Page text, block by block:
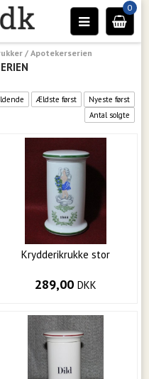
0
/ Apotekerserien
Ældste først
Nyeste først
Antal solgte
Krydderikrukke stor
289,00 DKK